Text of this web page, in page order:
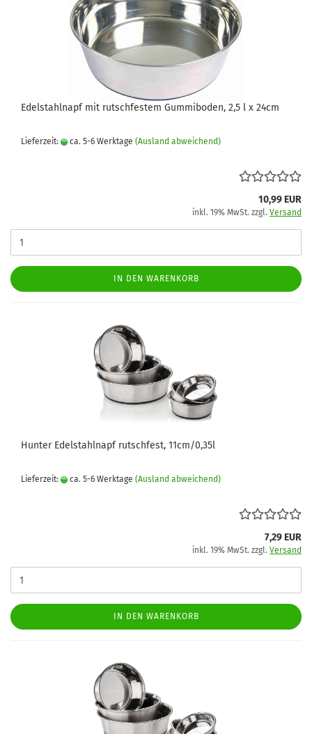
Edelstahlnapf mit rutschfestem Gummiboden, 2,5 l x 24cm
Lieferzeit: ca. 5-6 Werktage (Ausland abweichend)
10,99 EUR
inkl. 19% MwSt. zzgl. Versand
IN DEN WARENKORB
Hunter Edelstahlnapf rutschfest, 11cm/0,35l
Lieferzeit: ca. 5-6 Werktage (Ausland abweichend)
7,29 EUR
inkl. 19% MwSt. zzgl. Versand
IN DEN WARENKORB